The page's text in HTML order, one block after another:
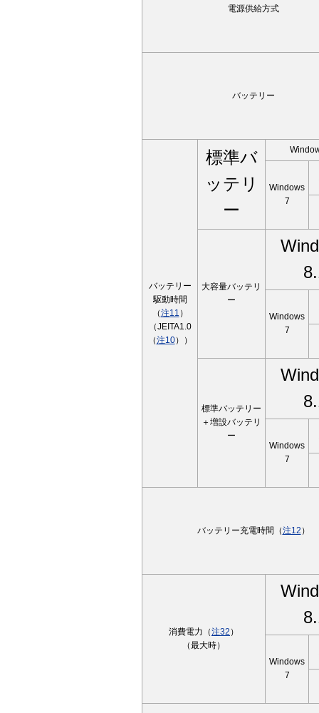
電源供給方式
バッテリー
バッテリー
駆動時間
（注11 ）
（JEITA1.0
（注10））
標準バ
ッテリ
ー
Windows
7
大容量バッテリ
ー
Windows
7
標準バッテリー
＋増設バッテリ
ー
Windows
7
バッテリー充電時間（注12 ）
消費電力（注32 ）
（最大時）
Windows
7